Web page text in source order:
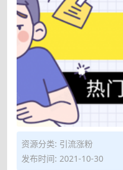
资源分类: 引流涨粉
发布时间: 2021-10-30